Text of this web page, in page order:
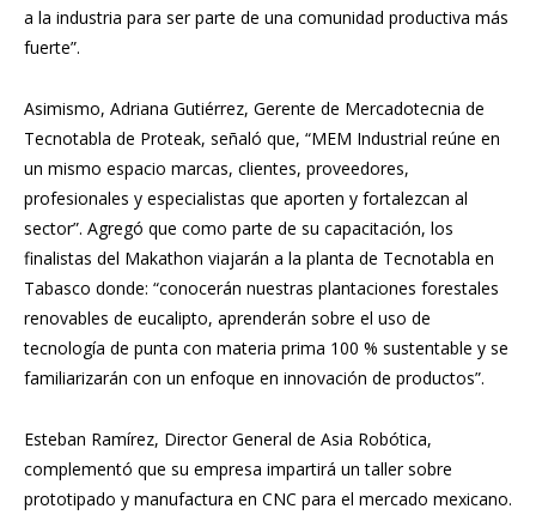
a la industria para ser parte de una comunidad productiva más
fuerte”.
Asimismo, Adriana Gutiérrez, Gerente de Mercadotecnia de
Tecnotabla de Proteak, señaló que, “MEM Industrial reúne en
un mismo espacio marcas, clientes, proveedores,
profesionales y especialistas que aporten y fortalezcan al
sector”. Agregó que como parte de su capacitación, los
finalistas del Makathon viajarán a la planta de Tecnotabla en
Tabasco donde: “conocerán nuestras plantaciones forestales
renovables de eucalipto, aprenderán sobre el uso de
tecnología de punta con materia prima 100 % sustentable y se
familiarizarán con un enfoque en innovación de productos”.
Esteban Ramírez, Director General de Asia Robótica,
complementó que su empresa impartirá un taller sobre
prototipado y manufactura en CNC para el mercado mexicano.